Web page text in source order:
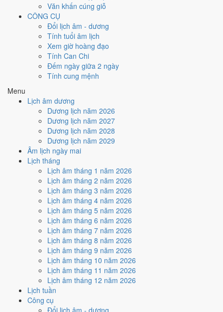
Văn khấn cúng giỗ
CÔNG CỤ
Đổi lịch âm - dương
Tính tuổi âm lịch
Xem giờ hoàng đạo
Tính Can Chi
Đếm ngày giữa 2 ngày
Tính cung mệnh
Menu
Lịch âm dương
Dương lịch năm 2026
Dương lịch năm 2027
Dương lịch năm 2028
Dương lịch năm 2029
Âm lịch ngày mai
Lịch tháng
Lịch âm tháng 1 năm 2026
Lịch âm tháng 2 năm 2026
Lịch âm tháng 3 năm 2026
Lịch âm tháng 4 năm 2026
Lịch âm tháng 5 năm 2026
Lịch âm tháng 6 năm 2026
Lịch âm tháng 7 năm 2026
Lịch âm tháng 8 năm 2026
Lịch âm tháng 9 năm 2026
Lịch âm tháng 10 năm 2026
Lịch âm tháng 11 năm 2026
Lịch âm tháng 12 năm 2026
Lịch tuần
Công cụ
Đổi lịch âm - dương
Khai trương - mở cửa hàng
3 /10Xấu
Khai trương - mở cửa hàng hôm nay ở
Trừ và Ngày Hắc Đạogây bất lợi.
Cách tính ngày tốt
Ký hợp đồng - giao ước
Trung bình
Ký hợp đồng - giao ước hôm nay ở
Ngày Hắc Đạo
Cách tính ngày tốt
Động thổ - khởi công
Trung bình
Động thổ - khởi công hôm nay ở
Ngày Hắc Đạogây bất lợi.
Cách tính ngày tốt
Nhập trạch - vào nhà mới
Trung bình
Nhập trạch - vào nhà mới hôm nay ở
nhờ hợp Sao Phòng, nhưng Ngày Hắc Đạo kéo giảm điểm.
Cách tính ngày tốt
Mua xe - tậu xe
Trung bình
Mua xe - tậu xe hôm nay ởmức trung bình (4/10)
Hắc Đạogây bất lợi.
Cách tính ngày tốt
Xuất hành - đi xa
5
/10Trung bình
Xuất hành - đi xa hôm nay ở
Sao Phòng, nhưng Ngày Hắc Đạo kéo giảm điểm.